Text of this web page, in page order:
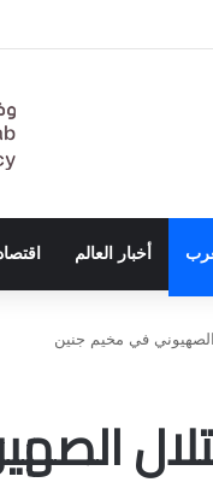
أكاديمية لمناهضة الاحتلال
أخبار العالم
الصهيوني في مخيم جنين